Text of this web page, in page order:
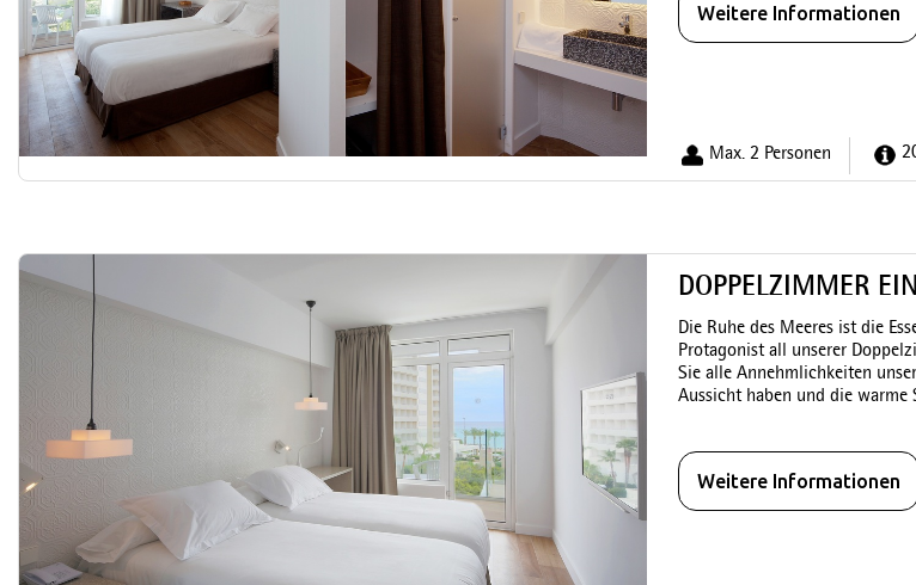
Weitere Informationen
Max. 2 Personen
DOPPELZIMMER
Die Ruhe des Meeres ist die
Protagonist all unserer
Sie alle Annehmlichkeiten
Aussicht haben und die warme
Weitere Informationen